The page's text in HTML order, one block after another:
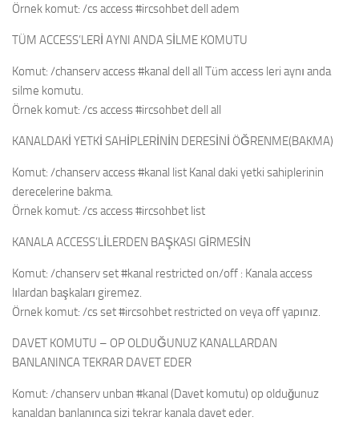
Örnek komut: /cs access #ircsohbet dell adem
TÜM ACCESS’LERİ AYNI ANDA SİLME KOMUTU
Komut: /chanserv access #kanal dell all Tüm access leri aynı anda
silme komutu.
Örnek komut: /cs access #ircsohbet dell all
KANALDAKİ YETKİ SAHİPLERİNİN DERESİNİ ÖĞRENME(BAKMA)
Komut: /chanserv access #kanal list Kanal daki yetki sahiplerinin
derecelerine bakma.
Örnek komut: /cs access #ircsohbet list
KANALA ACCESS’LİLERDEN BAŞKASI GİRMESİN
Komut: /chanserv set #kanal restricted on/off : Kanala access
lılardan başkaları giremez.
Örnek komut: /cs set #ircsohbet restricted on veya off yapınız.
DAVET KOMUTU – OP OLDUĞUNUZ KANALLARDAN
BANLANINCA TEKRAR DAVET EDER
Komut: /chanserv unban #kanal (Davet komutu) op olduğunuz
kanaldan banlanınca sizi tekrar kanala davet eder.